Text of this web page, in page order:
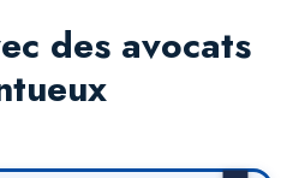
des avocats